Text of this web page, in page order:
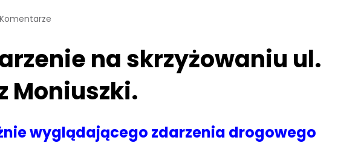
na skrzyżowaniu ul.
Moniuszki.
wyglądającego zdarzenia drogowego